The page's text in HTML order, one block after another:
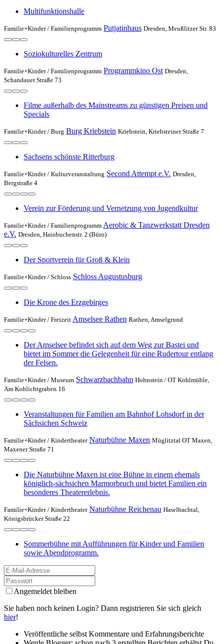
Multifunktionshalle
Familie+Kinder / Familienprogramm Putjatinhaus Dresden, Meußlitzer Str. 83
Soziokulturelles Zentrum
Familie+Kinder / Familienprogramm Programmkino Ost Dresden,
Schandauer Straße 73
Filme außerhalb des Mainstreams zu günstigen Preisen und
Specials
Familie+Kinder / Burg Burg Kriebstein Kriebstein, Kriebsteiner Straße 7
Sachsens schönste Ritterburg
Familie+Kinder / Kulturveranstaltung Second Attempt e.V. Dresden,
Bergstraße 4
Verein zur Förderung und Vernetzung von Jugendkultur
Familie+Kinder / Familienprogramm Aerobic & Tanzwerkstatt Dresden
e.V. Dresden, Hainbuchenstr. 2 (Büro)
Der Sportverein für Groß & Klein
Familie+Kinder / Schloss Schloss Augustusburg
Die Krone des Erzgebirges
Familie+Kinder / Freizeit Amselsee Rathen Rathen, Amselgrund
Der Amselsee befindet sich auf dem Weg zur Bastei und
bietet im Sommer die Gelegenheit für eine Rudertour entlang
der Felsen.
Familie+Kinder / Museum Schwarzbachbahn Hohnstein / OT Kohlmühle,
Am Kohlichtgraben 16
Veranstaltungen für Familien am Bahnhof Lohsdorf in der
Sächsichen Schweiz
Familie+Kinder / Kindertheater Naturbühne Maxen Müglitztal OT Maxen,
Maxener Straße 71
Die Naturbühne Maxen ist eine Bühne in einem ehemals
königlich-sächsichen Marmorbruch und bietet Familien ein
besonderes Theatererlebnis.
Familie+Kinder / Kindertheater Naturbühne Reichenau Haselbachtal,
Königsbrücker Straße 22
Sommerbühne mit Aufführungen für Kinder und Familien
sowie Abendprogramm.
Angemeldet bleiben
Sie haben noch keinen Login? Dann registrieren Sie sich gleich
hier!
Veröffentliche selbst Kommentare und Erfahrungsberichte